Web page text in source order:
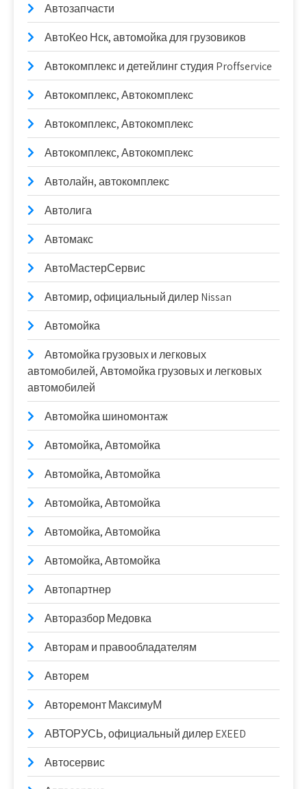
Автозапчасти
АвтоКео Нск, автомойка для грузовиков
Автокомплекс и детейлинг студия Proffservice
Автокомплекс, Автокомплекс
Автокомплекс, Автокомплекс
Автокомплекс, Автокомплекс
Автолайн, автокомплекс
Автолига
Автомакс
АвтоМастерСервис
Автомир, официальный дилер Nissan
Автомойка
Автомойка грузовых и легковых
автомобилей, Автомойка грузовых и легковых
автомобилей
Автомойка шиномонтаж
Автомойка, Автомойка
Автомойка, Автомойка
Автомойка, Автомойка
Автомойка, Автомойка
Автомойка, Автомойка
Автопартнер
Авторазбор Медовка
Авторам и правообладателям
Авторем
Авторемонт МаксимуМ
АВТОРУСЬ, официальный дилер EXEED
Автосервис